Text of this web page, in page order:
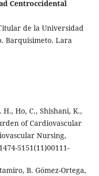
Centroccidental
de la Universidad
Barquisimeto. Lara
Ho, C., Shishani, K.,
of Cardiovascular
Nursing,
5151(11)00111-
B. Gómez-Ortega,